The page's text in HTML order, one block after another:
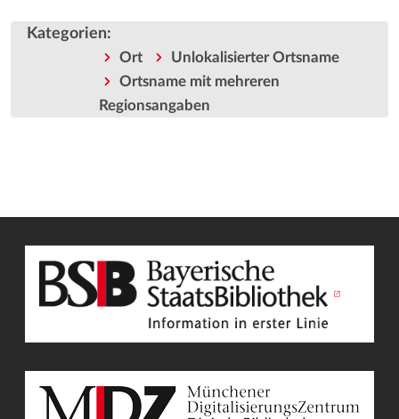
Kategorien:
Ort
Unlokalisierter Ortsname
Ortsname mit mehreren
Regionsangaben